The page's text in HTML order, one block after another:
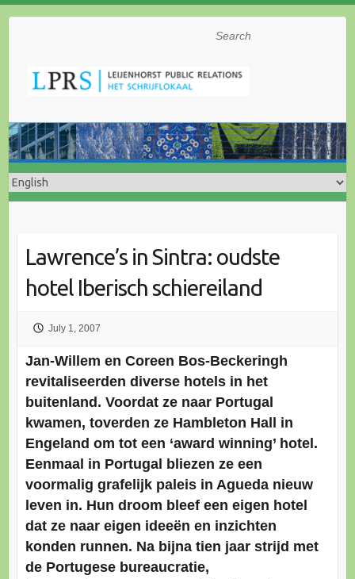
Search
Lawrence’s in Sintra: oudste
hotel Iberisch schiereiland
July 1, 2007
Jan-Willem en Coreen Bos-Beckeringh
revitaliseerden diverse hotels in het
buitenland. Voordat ze naar Portugal
kwamen, toverden ze Hambleton Hall in
Engeland om tot een ‘award winning’ hotel.
Eenmaal in Portugal bliezen ze een
voormalig grafelijk paleis in Agueda nieuw
leven in. Hun droom bleef een eigen hotel
dat ze naar eigen ideeën en inzichten
konden runnen. Na bijna tien jaar strijd met
de Portugese bureaucratie,